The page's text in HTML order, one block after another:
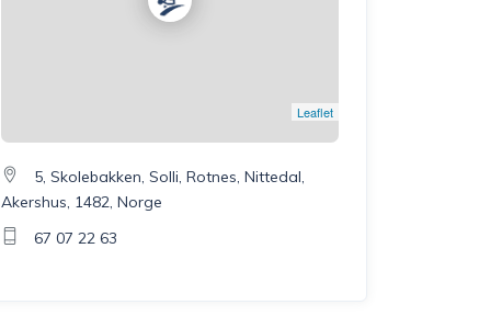
Leaflet
5, Skolebakken, Solli, Rotnes, Nittedal,
Akershus, 1482, Norge
67 07 22 63